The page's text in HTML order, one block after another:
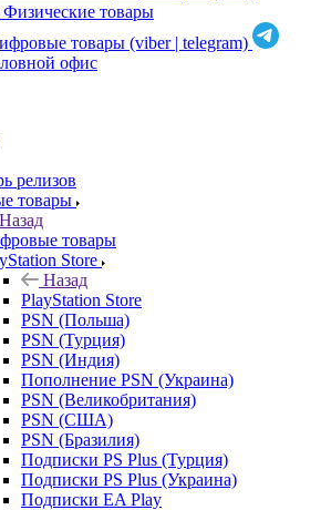
Физические товары
товары (viber | telegram)
офис
релизов
товары
Назад
товары
Store
Назад
PlayStation Store
PSN (Польша)
PSN (Турция)
PSN (Индия)
Пополнение PSN (Украина)
PSN (Великобритания)
PSN (США)
PSN (Бразилия)
Подписки PS Plus (Турция)
Подписки PS Plus (Украина)
Подписки EA Play